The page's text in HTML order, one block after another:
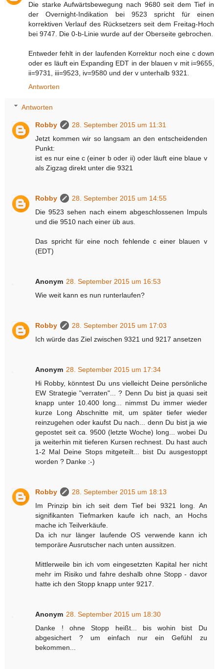
Die starke Aufwärtsbewegung nach 9680 seit dem Tief in
der Overnight-Indikation bei 9523 spricht für einen
korrektiven Verlauf des Rücksetzers seit dem Freitag-Hoch
bei 9747. Die 0-b-Linie wurde auf der Oberseite gebrochen.
Entweder fehlt in der laufenden Korrektur noch eine c down
oder es läuft ein Expanding EDT in der blauen v mit i=9655,
ii=9731, iii=9523, iv=9580 und der v unterhalb 9321.
Antworten
Antworten
Robby
28. September 2015 um 11:31
Jetzt kommen wir so langsam an den entscheidenden
Punkt:
ist es nur eine c (einer b oder ii) oder läuft eine blaue v
als Zigzag direkt unter die 9321
Robby
28. September 2015 um 14:55
Die 9523 sehen nach einem abgeschlossenen Impuls
und die 9510 nach einer üb aus.
Das spricht für eine noch fehlende c einer blauen v
(EDT)
Anonym 28. September 2015 um 16:53
Wie weit kann es nun runterlaufen?
Robby
28. September 2015 um 17:03
Ich würde das Ziel zwischen 9321 und 9217 ansetzen
Anonym 28. September 2015 um 17:34
Hi Robby, könntest Du uns vielleicht Deine persönliche
EW Strategie "verraten"... ? Denn Du bist ja quasi seit
knapp unter 10.400 long... nimmst Du immer wieder
kurze Long Abschnitte mit, um später tiefer wieder
reinzugehen oder kaufst Du nach... denn Du bist ja wie
gepostet seit ca. 9500 (letzte Woche) long... wobei Du
ja weiterhin mit tieferen Kursen rechnest. Du hast auch
1-2 Mal Deine Stops mitgeteilt... bist Du ausgestoppt
worden ? Danke :-)
Robby
28. September 2015 um 18:13
Im Prinzip bin ich seit dem Tief bei 9321 long. An
signifikanten Tiefmarken kaufe ich nach, an Hochs
mache ich Teilverkäufe.
Da ich nur länger laufende OS verwende kann ich
temporäre Ausrutscher nach unten aussitzen.
Mittlerweile bin ich vom eingesetzten Kapital her nicht
mehr im Risiko und fahre deshalb ohne Stopp - davor
hatte ich den Stopp knapp unter 9217.
Anonym 28. September 2015 um 18:30
Danke ! ohne Stopp heißt... bis wohin bist Du
abgesichert ? um einfach nur ein Gefühl zu
bekommen...